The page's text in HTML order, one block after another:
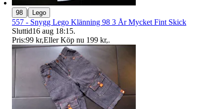
98 | Lego
557 - Snygg Lego Klänning 98 3 År Mycket Fint Skick
Sluttid16 aug 18:15.
Pris:99 kr,Eller Köp nu 199 kr,.